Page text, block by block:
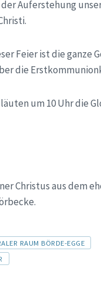
Auferstehung
Feier ist die ganze
die
um 10 Uhr die
Christus aus dem
RAUM BÖRDE-EGGE